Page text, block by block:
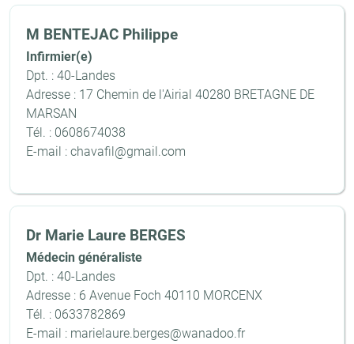
M BENTEJAC Philippe
Infirmier(e)
Dpt. : 40-Landes
Adresse : 17 Chemin de l'Airial 40280 BRETAGNE DE
MARSAN
Tél. : 0608674038
E-mail : chavafil@gmail.com
Dr Marie Laure BERGES
Médecin généraliste
Dpt. : 40-Landes
Adresse : 6 Avenue Foch 40110 MORCENX
Tél. : 0633782869
E-mail : marielaure.berges@wanadoo.fr